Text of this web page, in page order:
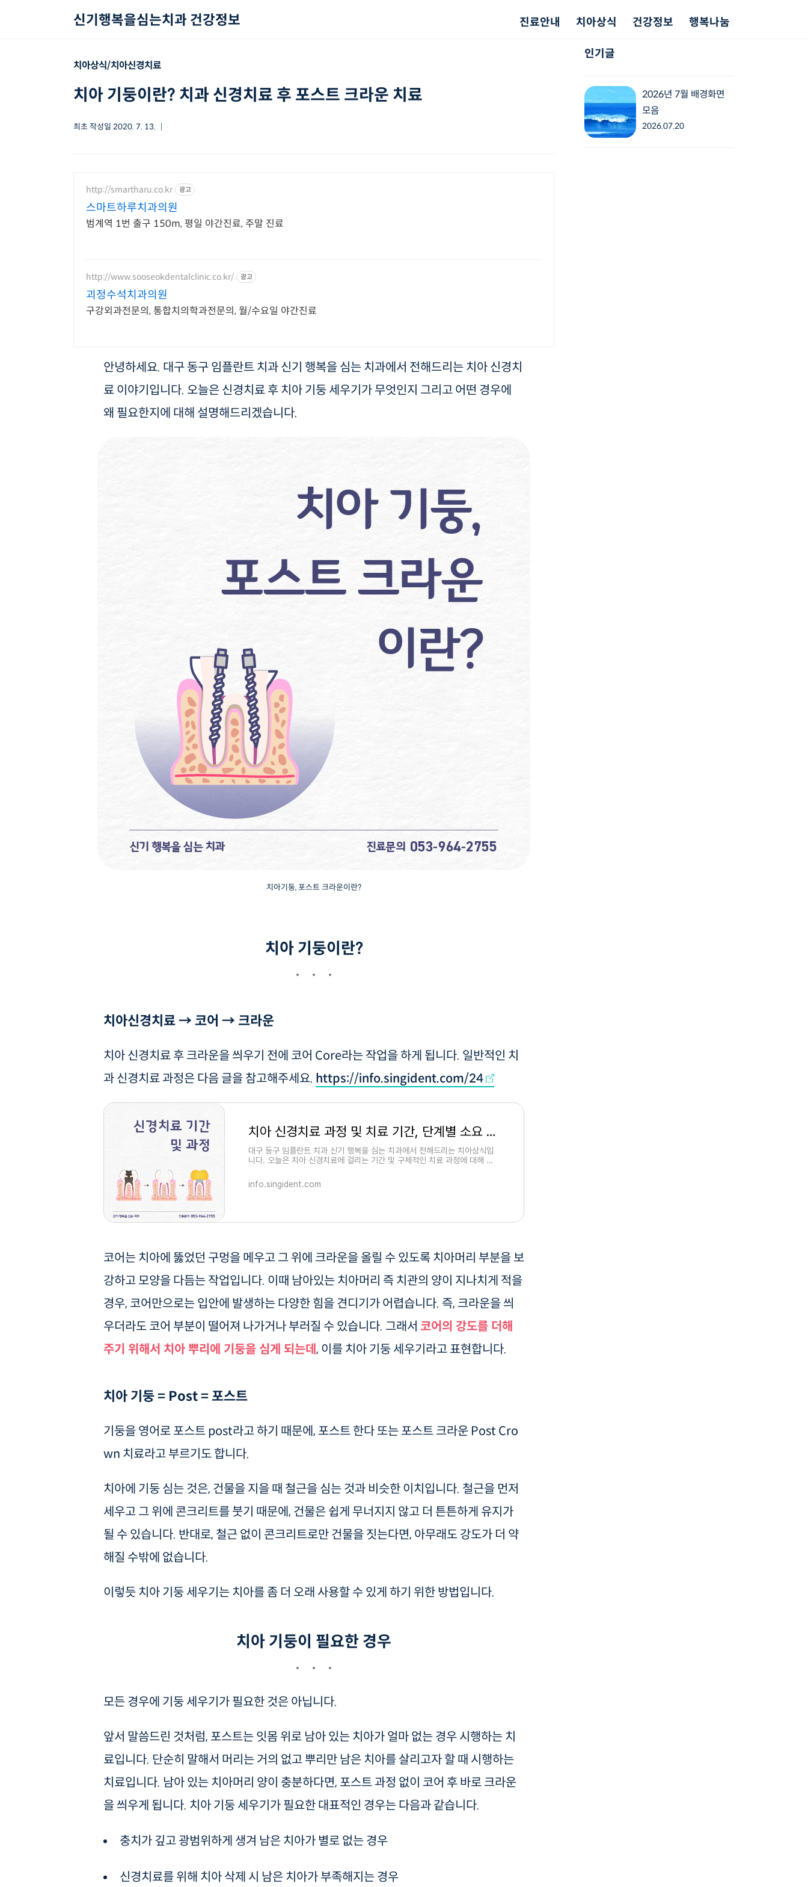
신기행복을심는치과 건강정보 진료안내 치아상식 건강정보 행복나눔
치아상식/치아신경치료
치아 기둥이란? 치과 신경치료 후 포스트 크라운 치료
최초 작성일 2020. 7. 13.
http://smartharu.co.kr 광고
스마트하루치과의원
범계역 1번 출구 150m, 평일 야간진료, 주말 진료
http://www.sooseokdentalclinic.co.kr/ 광고
괴정수석치과의원
구강외과전문의, 통합치의학과전문의, 월/수요일 야간진료
안녕하세요. 대구 동구 임플란트 치과 신기 행복을 심는 치과에서 전해드리는 치아 신경치
료 이야기입니다. 오늘은 신경치료 후 치아 기둥 세우기가 무엇인지 그리고 어떤 경우에
왜 필요한지에 대해 설명해드리겠습니다.
치아기둥, 포스트 크라운이란?
치아 기둥이란?
치아신경치료 → 코어 → 크라운
치아 신경치료 후 크라운을 씌우기 전에 코어 Core라는 작업을 하게 됩니다. 일반적인 치
과 신경치료 과정은 다음 글을 참고해주세요. https://info.singident.com/24
치아 신경치료 과정 및 치료 기간, 단계별 소요 시간
대구 동구 임플란트 치과 신기 행복을 심는 치과에서 전해드리는 치아상식입
니다. 오늘은 치아 신경치료에 걸리는 기간 및 구체적인 치료 과정에 대해 알
info.singident.com
코어는 치아에 뚫었던 구멍을 메우고 그 위에 크라운을 올릴 수 있도록 치아머리 부분을 보
강하고 모양을 다듬는 작업입니다. 이때 남아있는 치아머리 즉 치관의 양이 지나치게 적을
경우, 코어만으로는 입안에 발생하는 다양한 힘을 견디기가 어렵습니다. 즉, 크라운을 씌
우더라도 코어 부분이 떨어져 나가거나 부러질 수 있습니다. 그래서 코어의 강도를 더해
주기 위해서 치아 뿌리에 기둥을 심게 되는데 , 이를 치아 기둥 세우기라고 표현합니다.
치아 기둥 = Post = 포스트
기둥을 영어로 포스트 post라고 하기 때문에, 포스트 한다 또는 포스트 크라운 Post Cro
wn 치료라고 부르기도 합니다.
치아에 기둥 심는 것은, 건물을 지을 때 철근을 심는 것과 비슷한 이치입니다. 철근을 먼저
세우고 그 위에 콘크리트를 붓기 때문에, 건물은 쉽게 무너지지 않고 더 튼튼하게 유지가
될 수 있습니다. 반대로, 철근 없이 콘크리트로만 건물을 짓는다면, 아무래도 강도가 더 약
해질 수밖에 없습니다.
이렇듯 치아 기둥 세우기는 치아를 좀 더 오래 사용할 수 있게 하기 위한 방법입니다.
치아 기둥이 필요한 경우
모든 경우에 기둥 세우기가 필요한 것은 아닙니다.
앞서 말씀드린 것처럼, 포스트는 잇몸 위로 남아 있는 치아가 얼마 없는 경우 시행하는 치
료입니다. 단순히 말해서 머리는 거의 없고 뿌리만 남은 치아를 살리고자 할 때 시행하는
치료입니다. 남아 있는 치아머리 양이 충분하다면, 포스트 과정 없이 코어 후 바로 크라운
을 씌우게 됩니다. 치아 기둥 세우기가 필요한 대표적인 경우는 다음과 같습니다.
충치가 깊고 광범위하게 생겨 남은 치아가 별로 없는 경우
신경치료를 위해 치아 삭제 시 남은 치아가 부족해지는 경우
인기글
2026년 7월 배경화면
모음
2026.07.20